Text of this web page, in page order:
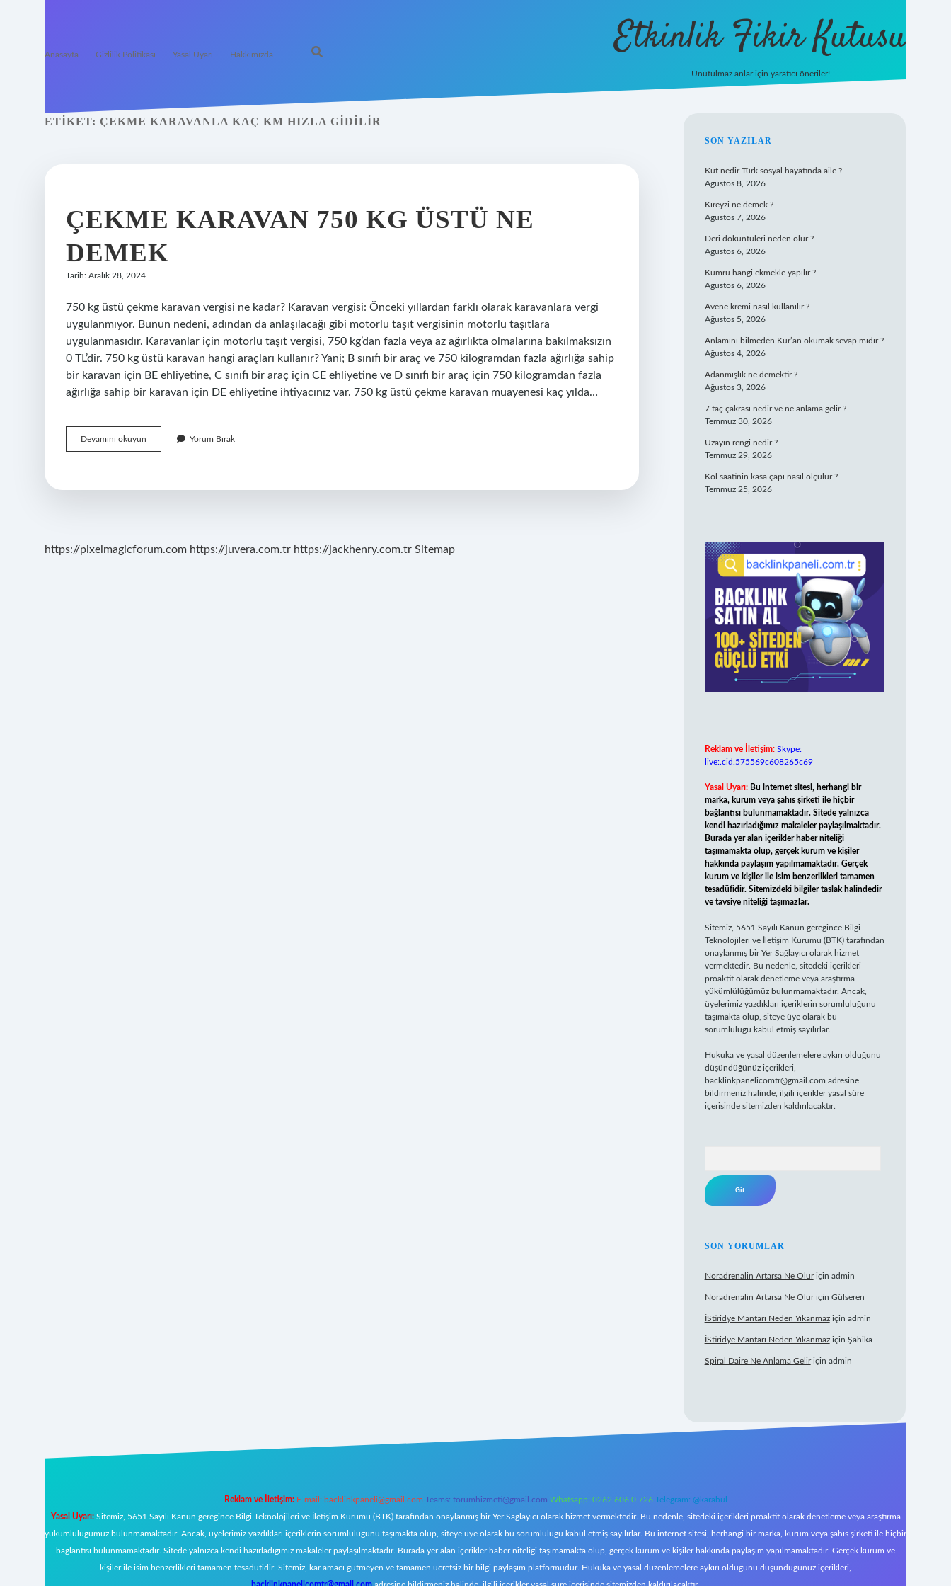
Anasayfa Gizlilik Politikası Yasal Uyarı Hakkımızda Etkinlik Fikir Kutusu
Unutulmaz anlar için yaratıcı öneriler!
ETIKET: ÇEKME KARAVANLA KAÇ KM HIZLA GIDILIR
ÇEKME KARAVAN 750 KG ÜSTÜ NE
DEMEK
Tarih: Aralık 28, 2024
750 kg üstü çekme karavan vergisi ne kadar? Karavan vergisi: Önceki yıllardan farklı olarak karavanlara vergi
uygulanmıyor. Bunun nedeni, adından da anlaşılacağı gibi motorlu taşıt vergisinin motorlu taşıtlara
uygulanmasıdır. Karavanlar için motorlu taşıt vergisi, 750 kg’dan fazla veya az ağırlıkta olmalarına bakılmaksızın
0 TL’dir. 750 kg üstü karavan hangi araçları kullanır? Yani; B sınıfı bir araç ve 750 kilogramdan fazla ağırlığa sahip
bir karavan için BE ehliyetine, C sınıfı bir araç için CE ehliyetine ve D sınıfı bir araç için 750 kilogramdan fazla
ağırlığa sahip bir karavan için DE ehliyetine ihtiyacınız var. 750 kg üstü çekme karavan muayenesi kaç yılda…
Devamını okuyun
Karavan
Üstü
Yorum Bırak
https://pixelmagicforum.com https://juvera.com.tr https://jackhenry.com.tr Sitemap
SIDEBAR
SON YAZILAR
Kut nedir Türk sosyal hayatında aile ?
Ağustos 8, 2026
Kıreyzi ne demek ?
Ağustos 7, 2026
Deri döküntüleri neden olur ?
Ağustos 6, 2026
Kumru hangi ekmekle yapılır ?
Ağustos 6, 2026
Avene kremi nasıl kullanılır ?
Ağustos 5, 2026
Anlamını bilmeden Kur’an okumak sevap mıdır ?
Ağustos 4, 2026
Adanmışlık ne demektir ?
Ağustos 3, 2026
7 taç çakrası nedir ve ne anlama gelir ?
Temmuz 30, 2026
Uzayın rengi nedir ?
Temmuz 29, 2026
Kol saatinin kasa çapı nasıl ölçülür ?
Temmuz 25, 2026
Reklam ve İletişim: Skype:
live:.cid.575569c608265c69
Yasal Uyarı: Bu internet sitesi, herhangi bir
marka, kurum veya şahıs şirketi ile hiçbir
bağlantısı bulunmamaktadır. Sitede yalnızca
kendi hazırladığımız makaleler paylaşılmaktadır.
Burada yer alan içerikler haber niteliği
taşımamakta olup, gerçek kurum ve kişiler
hakkında paylaşım yapılmamaktadır. Gerçek
kurum ve kişiler ile isim benzerlikleri tamamen
tesadüfidir. Sitemizdeki bilgiler taslak halindedir
ve tavsiye niteliği taşımazlar.
Sitemiz, 5651 Sayılı Kanun gereğince Bilgi
Teknolojileri ve İletişim Kurumu (BTK) tarafından
onaylanmış bir Yer Sağlayıcı olarak hizmet
vermektedir. Bu nedenle, sitedeki içerikleri
proaktif olarak denetleme veya araştırma
yükümlülüğümüz bulunmamaktadır. Ancak,
üyelerimiz yazdıkları içeriklerin sorumluluğunu
taşımakta olup, siteye üye olarak bu
sorumluluğu kabul etmiş sayılırlar.
Hukuka ve yasal düzenlemelere aykırı olduğunu
düşündüğünüz içerikleri,
backlinkpanelicomtr@gmail.com adresine
bildirmeniz halinde, ilgili içerikler yasal süre
içerisinde sitemizden kaldırılacaktır.
SON YORUMLAR
Noradrenalin Artarsa Ne Oluriçin admin
Noradrenalin Artarsa Ne Oluriçin Gülseren
İStiridye Mantarı Neden Yıkanmaziçin admin
İStiridye Mantarı Neden Yıkanmaziçin Şahika
Spiral Daire Ne Anlama Geliriçin admin
Reklam ve İletişim: E-mail: backlinkpaneli@gmail.com Teams: forumhizmeti@gmail.com Whatsapp: 0262 606 0 726 Telegram: @karabul
Yasal Uyarı:Sitemiz, 5651 Sayılı Kanun gereğince Bilgi Teknolojileri ve İletişim Kurumu (BTK) tarafından onaylanmış bir Yer Sağlayıcı olarak hizmet vermektedir. Bu nedenle, sitedeki içerikleri proaktif olarak denetleme veya araştırma
yükümlülüğümüz bulunmamaktadır. Ancak, üyelerimiz yazdıkları içeriklerin sorumluluğunu taşımakta olup, siteye üye olarak bu sorumluluğu kabul etmiş sayılırlar. Bu internet sitesi, herhangi bir marka, kurum veya şahıs şirketi ile hiçbir
bağlantısı bulunmamaktadır. Sitede yalnızca kendi hazırladığımız makaleler paylaşılmaktadır. Burada yer alan içerikler haber niteliği taşımamakta olup, gerçek kurum ve kişiler hakkında paylaşım yapılmamaktadır. Gerçek kurum ve
kişiler ile isim benzerlikleri tamamen tesadüfidir. Sitemiz, kar amacı gütmeyen ve tamamen ücretsiz bir bilgi paylaşım platformudur. Hukuka ve yasal düzenlemelere aykırı olduğunu düşündüğünüz içerikleri,